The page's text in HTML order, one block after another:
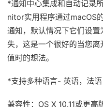
*通知中心集成和自动记录
nitor实用程序通过macOS
通知，默认情况下它们设
失，这是一个很好的当您
值时的想法。
*支持多种语言- 英语，法语
兼容性：OS X 10.11或更高